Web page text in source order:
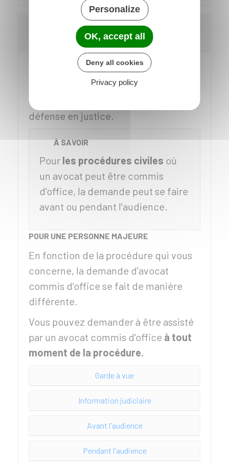
Quand et comment demander un avocat
commis d'office ?
L'avocat peut être commis d'office
pour une personne mineure et pour
une personne majeure pour assurer sa
défense en justice.
À SAVOIR
Pour les procédures civiles où
un avocat peut être commis
d'office, la demande peut se faire
avant ou pendant l'audience.
POUR UNE PERSONNE MAJEURE
En fonction de la procédure qui vous
concerne, la demande d'avocat
commis d'office se fait de manière
différente.
Vous pouvez demander à être assisté
par un avocat commis d'office à tout
moment de la procédure.
Garde à vue
Information judiciaire
Avant l'audience
Pendant l'audience
Personalize
OK, accept all
Deny all cookies
Privacy policy